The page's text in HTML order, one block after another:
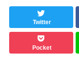
Twitter
Pocket